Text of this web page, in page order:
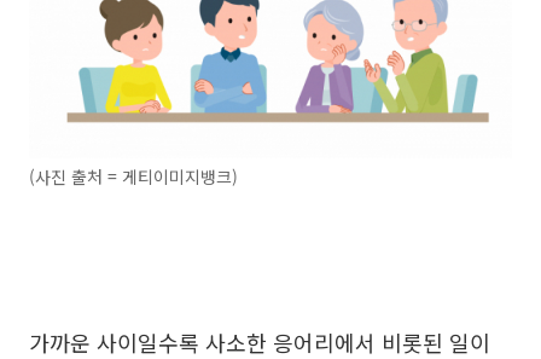
(사진 출처 = 게티이미지뱅크)
가까운 사이일수록 사소한 응어리에서 비롯된 일이